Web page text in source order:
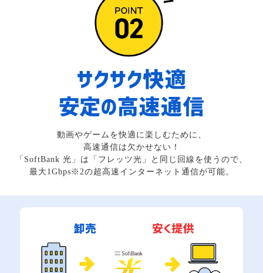
動画やゲームを快適に楽しむために、
高速通信は欠かせない！
「SoftBank 光」は「フレッツ光」と同じ回線を使うので、
最大1Gbps※2の超高速インターネット通信が可能。